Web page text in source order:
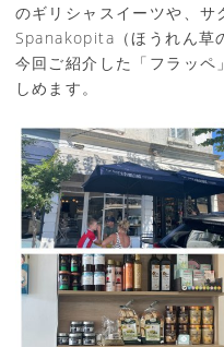
のギリシャスイーツや、サ
Spanakopita（ほうれん草
今回ご紹介した「フラッペ
しめます。